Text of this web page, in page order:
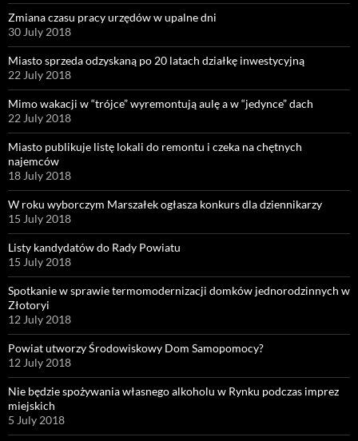
Zmiana czasu pracy urzędów w upalne dni
30 July 2018
Miasto sprzeda odzyskaną po 20 latach działkę inwestycyjną
22 July 2018
Mimo wakacji w “trójce” wyremontują aulę a w “jedynce” dach
22 July 2018
Miasto publikuje listę lokali do remontu i czeka na chętnych
najemców
18 July 2018
W roku wyborczym Marszałek ogłasza konkurs dla dziennikarzy
15 July 2018
Listy kandydatów do Rady Powiatu
15 July 2018
Spotkanie w sprawie termomodernizacji domków jednorodzinnych w
Złotoryi
12 July 2018
Powiat utworzy Środowiskowy Dom Samopomocy?
12 July 2018
Nie będzie spożywania własnego alkoholu w Rynku podczas imprez
miejskich
5 July 2018